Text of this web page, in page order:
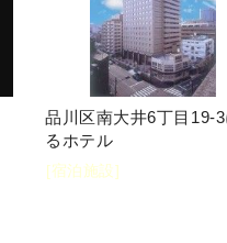
品川区南大井6丁目19-
るホテル
[宿泊施設]